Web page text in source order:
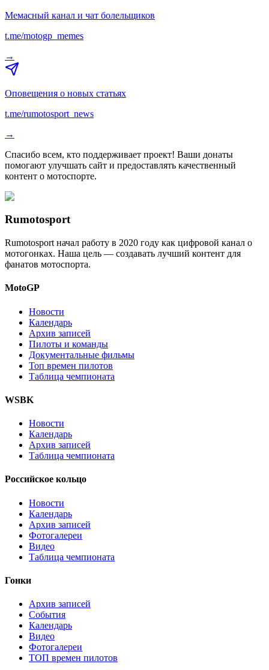
Мемасный канал и чат болельщиков
t.me/motogp_memes
→
Оповещения о новых статьях
t.me/rumotosport_news
→
Спасибо всем, кто поддерживает проект! Ваши донаты
помогают улучшать сайт и предоставлять качественный
контент о мотоспорте.
Rumotosport
Rumotosport начал работу в 2020 году как цифровой канал о
мотогонках. Наша цель — создавать лучший контент для
фанатов мотоспорта.
MotoGP
Новости
Календарь
Архив записей
Пилоты и команды
Документальные фильмы
Топ времен пилотов
Таблица чемпионата
WSBK
Новости
Календарь
Архив записей
Таблица чемпионата
Российское кольцо
Новости
Календарь
Архив записей
Фотогалереи
Видео
Таблица чемпионата
Гонки
Архив записей
События
Календарь
Видео
Фотогалереи
ТОП времен пилотов